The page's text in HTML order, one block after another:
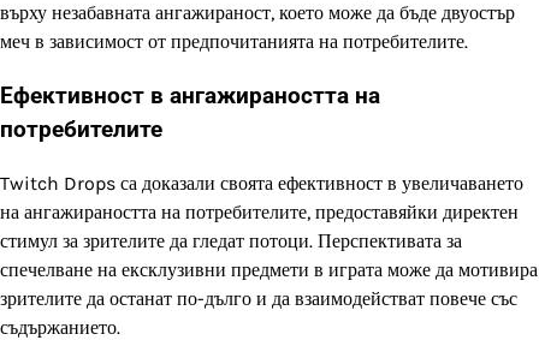
върху незабавната ангажираност, което може да бъде двуостър
меч в зависимост от предпочитанията на потребителите.
Ефективност в ангажираността на
потребителите
Twitch Drops са доказали своята ефективност в увеличаването
на ангажираността на потребителите, предоставяйки директен
стимул за зрителите да гледат потоци. Перспективата за
спечелване на ексклузивни предмети в играта може да мотивира
зрителите да останат по-дълго и да взаимодействат повече със
съдържанието.